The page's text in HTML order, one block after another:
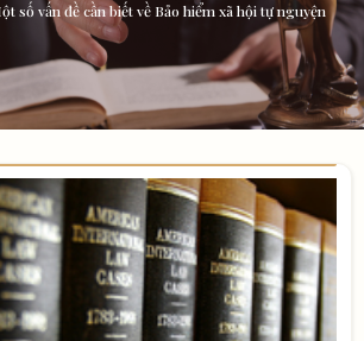
số vấn đề cần biết về Bảo hiểm xã hội tự nguyện